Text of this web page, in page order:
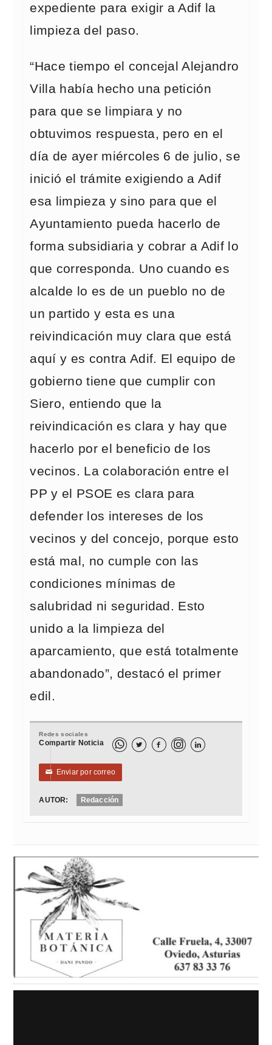
expediente para exigir a Adif la
limpieza del paso.
“Hace tiempo el concejal Alejandro
Villa había hecho una petición
para que se limpiara y no
obtuvimos respuesta, pero en el
día de ayer miércoles 6 de julio, se
inició el trámite exigiendo a Adif
esa limpieza y sino para que el
Ayuntamiento pueda hacerlo de
forma subsidiaria y cobrar a Adif lo
que corresponda. Uno cuando es
alcalde lo es de un pueblo no de
un partido y esta es una
reivindicación muy clara que está
aquí y es contra Adif. El equipo de
gobierno tiene que cumplir con
Siero, entiendo que la
reivindicación es clara y hay que
hacerlo por el beneficio de los
vecinos. La colaboración entre el
PP y el PSOE es clara para
defender los intereses de los
vecinos y del concejo, porque esto
está mal, no cumple con las
condiciones mínimas de
salubridad ni seguridad. Esto
unido a la limpieza del
aparcamiento, que está totalmente
abandonado”, destacó el primer
edil.
Redes sociales
Compartir Noticia   
✉ Enviar por correo
AUTOR: Redacción